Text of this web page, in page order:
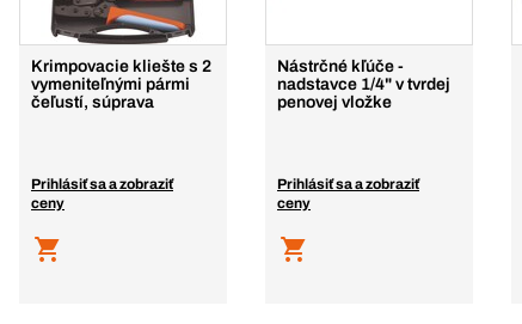
Krimpovacie kliešte s 2
vymeniteľnými pármi
čeľustí, súprava
Prihlásiť sa a zobraziť
ceny
Nástrčné kľúče -
nadstavce 1/4" v tvrdej
penovej vložke
Prihlásiť sa a zobraziť
ceny